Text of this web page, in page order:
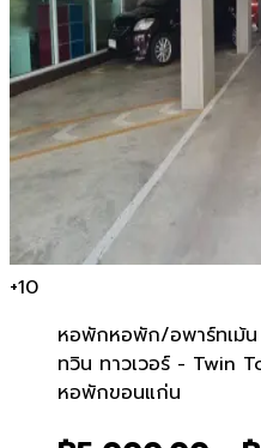
+10
หอพักหอพัก/อพาร์ทเม้น
ทวิน ทาวเ
ทวิน ทาวเวอร์ - Twin
หอพักขอนแก่น